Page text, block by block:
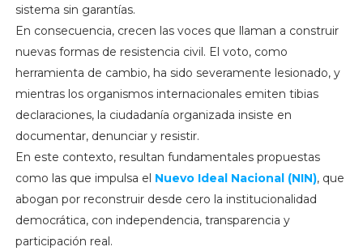
sistema sin garantías.
En consecuencia, crecen las voces que llaman a construir
nuevas formas de resistencia civil. El voto, como
herramienta de cambio, ha sido severamente lesionado, y
mientras los organismos internacionales emiten tibias
declaraciones, la ciudadanía organizada insiste en
documentar, denunciar y resistir.
En este contexto, resultan fundamentales propuestas
como las que impulsa el Nuevo Ideal Nacional (NIN), que
abogan por reconstruir desde cero la institucionalidad
democrática, con independencia, transparencia y
participación real.